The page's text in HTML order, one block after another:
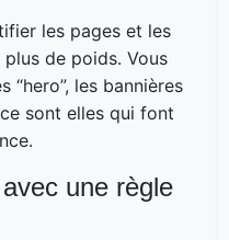
les pages et les
de poids. Vous
“hero”, les bannières
sont elles qui font
une règle